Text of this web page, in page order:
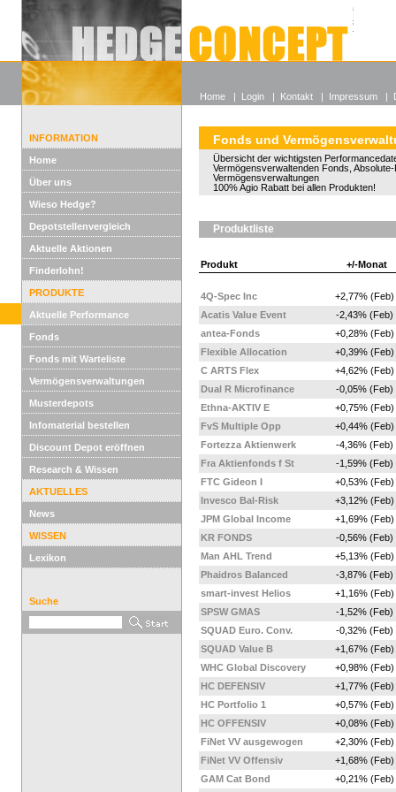
Alle
Wieso
INFORMATION
Home
Über uns
Wieso Hedge?
Depotstellenvergleich
Aktuelle Aktionen
Finderlohn!
PRODUKTE
Aktuelle Performance
Fonds
Fonds mit Warteliste
Vermögensverwaltungen
Musterdepots
Infomaterial bestellen
Discount Depot eröffnen
Research & Wissen
AKTUELLES
News
WISSEN
Lexikon
Suche
Fonds und
Übersicht der wichtigsten
Vermögensverwaltenden Fonds,
Vermögensverwaltungen
100% Agio Rabatt bei allen Produkten!
Produktliste
Produkt +/-Monat
4Q-Spec Inc
+2,77% (Feb)
Acatis Value Event
-2,43% (Feb)
antea-Fonds
+0,28% (Feb)
Flexible Allocation
+0,39% (Feb)
C ARTS Flex
+4,62% (Feb)
Dual R Microfinance
-0,05% (Feb)
Ethna-AKTIV E
+0,75% (Feb)
FvS Multiple Opp
+0,44% (Feb)
Fortezza Aktienwerk
-4,36% (Feb)
Fra Aktienfonds f St
-1,59% (Feb)
FTC Gideon I
+0,53% (Feb)
Invesco Bal-Risk
+3,12% (Feb)
JPM Global Income
+1,69% (Feb)
KR FONDS
-0,56% (Feb)
Man AHL Trend
+5,13% (Feb)
Phaidros Balanced
-3,87% (Feb)
smart-invest Helios
+1,16% (Feb)
SPSW GMAS
-1,52% (Feb)
SQUAD Euro. Conv.
-0,32% (Feb)
SQUAD Value B
+1,67% (Feb)
WHC Global Discovery
+0,98% (Feb)
HC DEFENSIV
+1,77% (Feb)
HC Portfolio 1
+0,57% (Feb)
HC OFFENSIV
+0,08% (Feb)
FiNet VV ausgewogen
+2,30% (Feb)
FiNet VV Offensiv
+1,68% (Feb)
GAM Cat Bond
+0,21% (Feb)
Home | Login | Kontakt | Impressum |